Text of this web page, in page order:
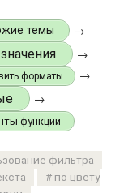
темы →
→
форматы →
→
функции
фильтра
по цвету